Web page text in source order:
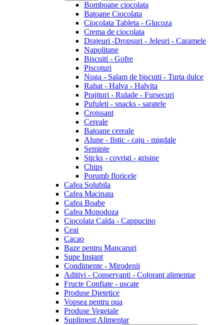
Bomboane ciocolata
Batoane Ciocolata
Ciocolata Tableta - Glucoza
Crema de ciocolata
Drajeuri -Dropsuri - Jeleuri - Caramele
Napolitane
Biscuiti - Gofre
Piscoturi
Nuga - Salam de biscuiti - Turta dulce
Rahat - Halva - Halvita
Prajituri - Rulade - Fursecuri
Pufuleti - snacks - saratele
Croissant
Cereale
Batoane cereale
Alune - fistic - caju - migdale
Seminte
Sticks - covrigi - grisine
Chips
Porumb floricele
Cafea Solubila
Cafea Macinata
Cafea Boabe
Cafea Monodoza
Ciocolata Calda - Cappucino
Ceai
Cacao
Baze pentru Mancaruri
Supe Instant
Condimente - Mirodenii
Aditivi - Conservanti - Colorant alimentar
Fructe Confiate - uscate
Produse Dietetice
Vopsea pentru oua
Produse Vegetale
Supliment Alimentar